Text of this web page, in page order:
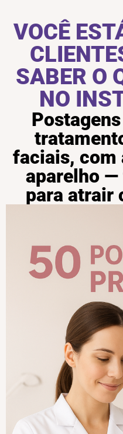
VOCÊ
SABER O
NO
faciais, com
aparelho —
para atrair